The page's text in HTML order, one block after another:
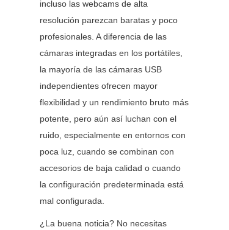
incluso las webcams de alta
resolución parezcan baratas y poco
profesionales. A diferencia de las
cámaras integradas en los portátiles,
la mayoría de las cámaras USB
independientes ofrecen mayor
flexibilidad y un rendimiento bruto más
potente, pero aún así luchan con el
ruido, especialmente en entornos con
poca luz, cuando se combinan con
accesorios de baja calidad o cuando
la configuración predeterminada está
mal configurada.
¿La buena noticia? No necesitas